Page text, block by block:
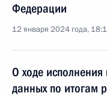
Федерации
12 января 2024 года,
О ходе исполнения
данных по итогам